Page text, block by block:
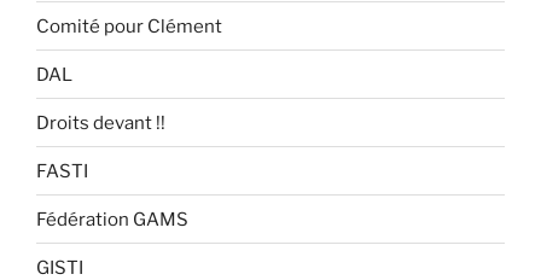
Comité pour Clément
DAL
Droits devant !!
FASTI
Fédération GAMS
GISTI